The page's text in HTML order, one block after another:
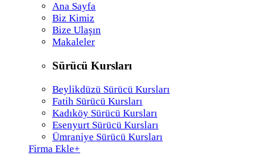
Ana Sayfa
Biz Kimiz
Bize Ulaşın
Makaleler
Sürücü Kursları
Beylikdüzü Sürücü Kursları
Fatih Sürücü Kursları
Kadıköy Sürücü Kursları
Esenyurt Sürücü Kursları
Ümraniye Sürücü Kursları
Firma Ekle+